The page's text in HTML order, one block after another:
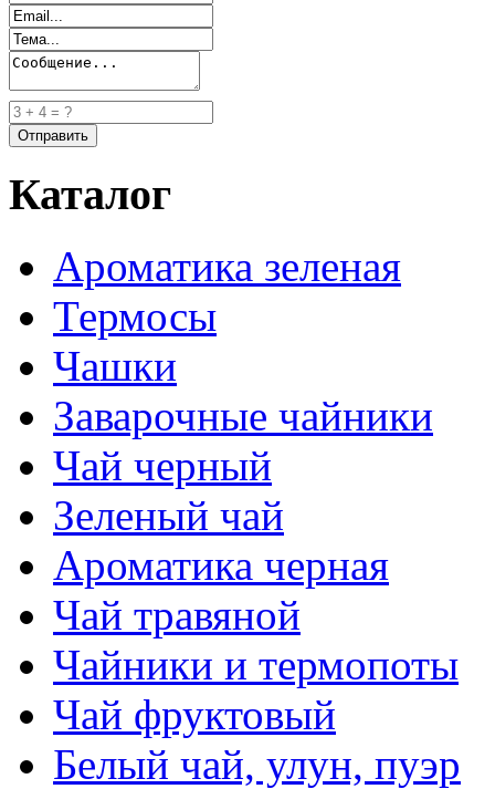
Каталог
Ароматика зеленая
Термосы
Чашки
Заварочные чайники
Чай черный
Зеленый чай
Ароматика черная
Чай травяной
Чайники и термопоты
Чай фруктовый
Белый чай, улун, пуэр